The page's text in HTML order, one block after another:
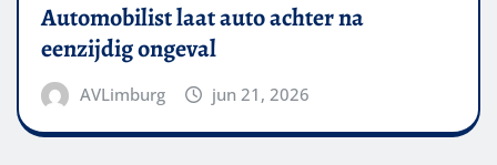
Automobilist laat auto achter na
eenzijdig ongeval
AVLimburg jun 21, 2026